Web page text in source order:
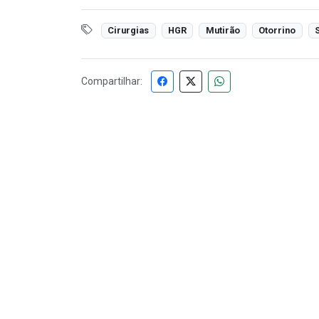
Cirurgias HGR Mutirão Otorrino
Compartilhar: